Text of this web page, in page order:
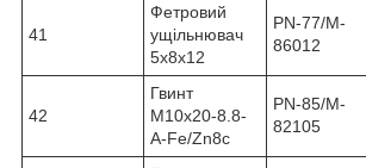
41
Фетровий
ущільнювач
5x8x12
PN-77/M-
86012
42
Гвинт
M10x20-8.8-
A-Fe/Zn8c
PN-85/M-
82105